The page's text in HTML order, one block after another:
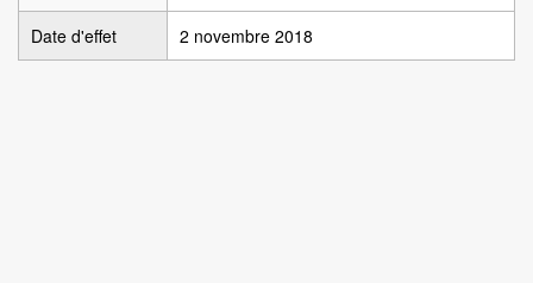
Date d'effet 2 novembre 2018